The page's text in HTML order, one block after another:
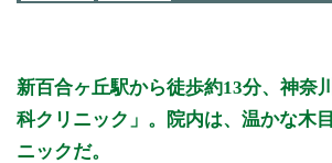
新百合ヶ丘駅から徒歩約13分、神奈
科クリニック」。院内は、温かな木
ニックだ。